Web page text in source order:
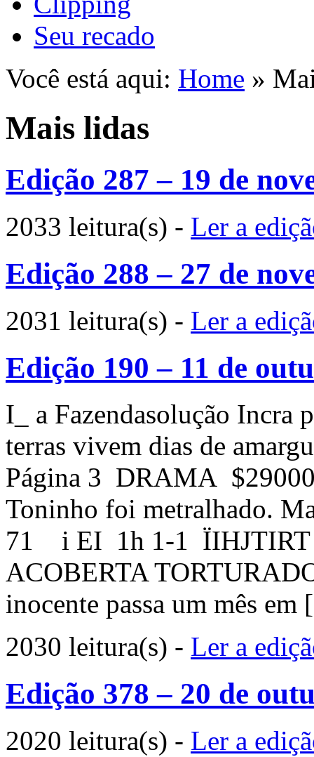
Seu recado
Você está aqui: Home »
Mais lidas
Edição 287 – 19 de
2033 leitura(s) - Ler a
Edição 288 – 27 de
2031 leitura(s) - Ler a
Edição 190 – 11 de
I_ a Fazendasolução Incra
terras vivem dias de
Página 3 DRAMA
Toninho foi metralhado.
71 i EI 1h 1-1
ACOBERTA
inocente passa um mês em
2030 leitura(s) - Ler a
Edição 378 – 20 de
2020 leitura(s) - Ler a